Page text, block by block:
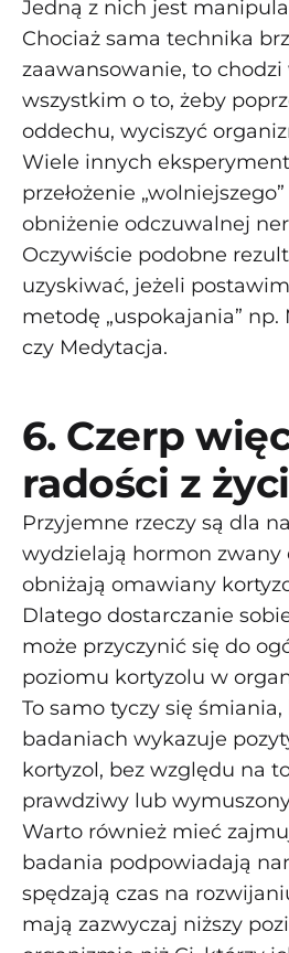
Jedną z nich jest
Chociaż sama technika
zaawansowanie, to
wszystkim o to, żeby
oddechu, wyciszyć
Wiele innych
przełożenie
obniżenie odczuwalnej
Oczywiście podobne
uzyskiwać, jeżeli
metodę „uspokajania” np.
czy Medytacja.
6. Czerp
radości z
Przyjemne rzeczy są dla
wydzielają hormon zwany
obniżają omawiany
Dlatego dostarczanie
może przyczynić się do
poziomu kortyzolu w
To samo tyczy się
badaniach wykazuje
kortyzol, bez względu na
prawdziwy lub
Warto również mieć
badania podpowiadają
spędzają czas na
mają zazwyczaj niższy